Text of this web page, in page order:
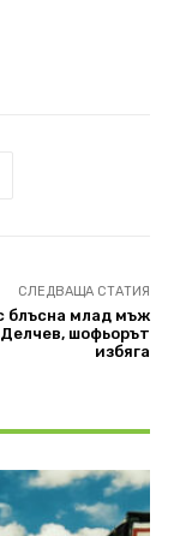
СЛЕДВАЩА СТАТИЯ
блъсна млад мъж
Делчев, шофьорът
избяга